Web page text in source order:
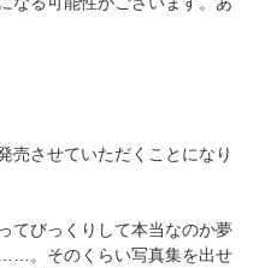
売させていただくことになり
びっくりして本当なのか夢
。そのくらい写真集を出せ